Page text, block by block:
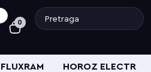
0
FLUXRAM HOROZ ELECTRIC